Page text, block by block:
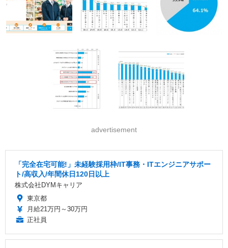
advertisement
「完全在宅可能!」未経験採用枠/IT事務・ITエンジニアサポー
ト/高収入/年間休日120日以上
株式会社DYMキャリア
東京都
月給21万円～30万円
正社員